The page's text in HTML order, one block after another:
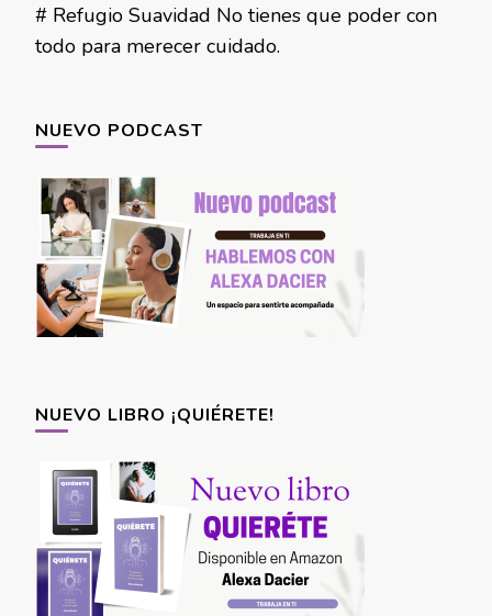
# Refugio Suavidad No tienes que poder con
todo para merecer cuidado.
NUEVO PODCAST
NUEVO LIBRO ¡QUIÉRETE!